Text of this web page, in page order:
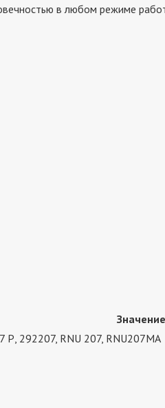
в любом режиме
Значение
292207, RNU 207, RNU207MA